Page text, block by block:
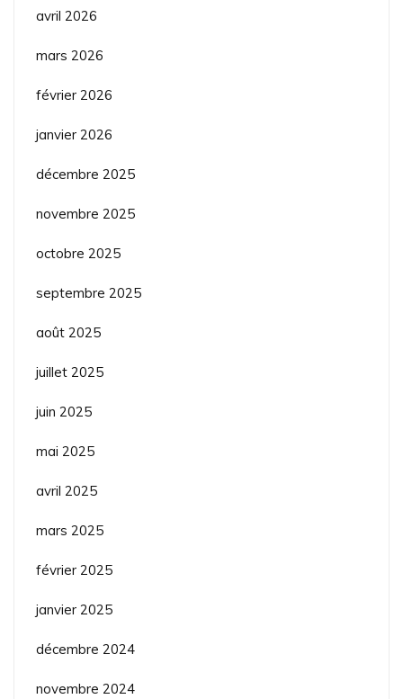
avril 2026
mars 2026
février 2026
janvier 2026
décembre 2025
novembre 2025
octobre 2025
septembre 2025
août 2025
juillet 2025
juin 2025
mai 2025
avril 2025
mars 2025
février 2025
janvier 2025
décembre 2024
novembre 2024